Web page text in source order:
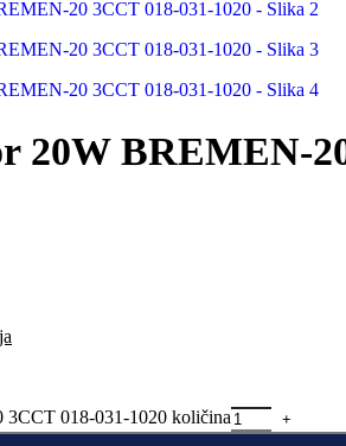
20W BREMEN-
018-031-1020 količina